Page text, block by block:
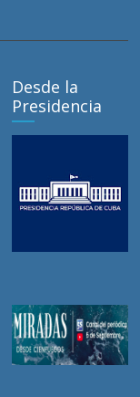
Desde la
Presidencia